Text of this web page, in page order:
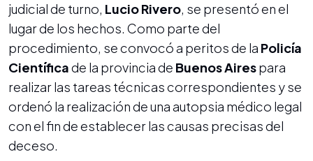
judicial de turno, Lucio Rivero, se presentó en el
lugar de los hechos. Como parte del
procedimiento, se convocó a peritos de la Policía
Científicade la provincia de Buenos Airespara
realizar las tareas técnicas correspondientes y se
ordenó la realización de una autopsia médico legal
con el fin de establecer las causas precisas del
deceso.